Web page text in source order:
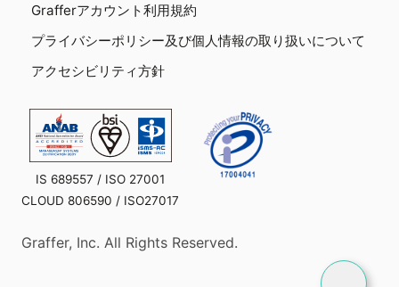
Grafferアカウント利用規約
プライバシーポリシー及び個人情報の取り扱いについて
アクセシビリティ方針
IS 689557 / ISO 27001
CLOUD 806590 / ISO27017
Graffer, Inc. All Rights Reserved.